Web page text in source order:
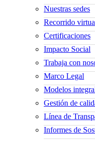
Nuestras sedes
Recorrido
Certificaciones
Impacto Social
Trabaja con
Marco Legal
Modelos
Gestión de
Línea de
Informes de